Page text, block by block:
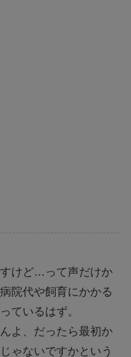
けど…って声だけか
院代や飼育にかかる
ているはず。
よ、だったら最初か
ゃないですかという